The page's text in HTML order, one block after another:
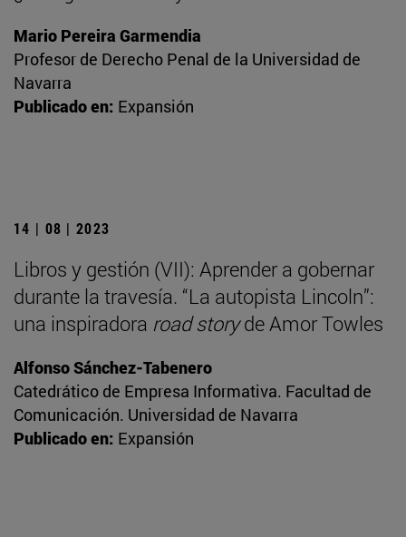
Mario Pereira Garmendia
Profesor de Derecho Penal de la Universidad de
Navarra
Publicado en: Expansión
14 | 08 | 2023
Libros y gestión (VII): Aprender a gobernar
durante la travesía. “La autopista Lincoln”:
una inspiradora road storyde Amor Towles
Alfonso Sánchez-Tabenero
Catedrático de Empresa Informativa. Facultad de
Comunicación. Universidad de Navarra
Publicado en: Expansión